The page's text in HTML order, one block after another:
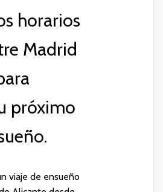
horarios
Madrid
próximo
viaje de ensueño